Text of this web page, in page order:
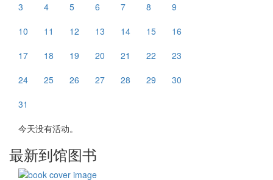
3
4 5 6 7 8
9
10
11 12 13 14 15
16
17
18 19 20 21 22
23
24
25 26 27 28 29
30
31
今天没有活动。
最新到馆图书